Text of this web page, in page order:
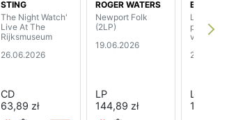
STING
The Night Watch'
Live At The
Rijksmuseum
26.06.2026
CD
63,89 zł
ROGER WATERS
Newport Folk
(2LP)
19.06.2026
LP
144,89 zł
BJØRN
Lifandi
purple
vinyl)
LP
165,89